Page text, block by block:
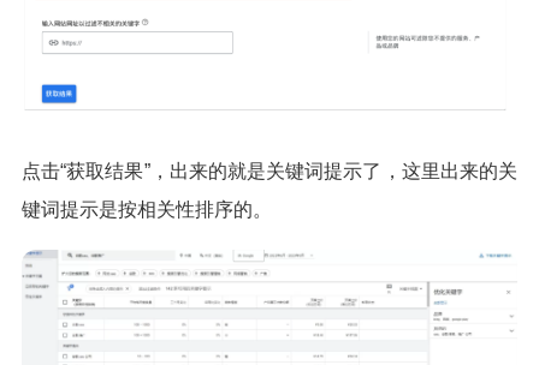
点击“获取结果”，出来的就是关键词提示了，这里出来的关
键词提示是按相关性排序的。